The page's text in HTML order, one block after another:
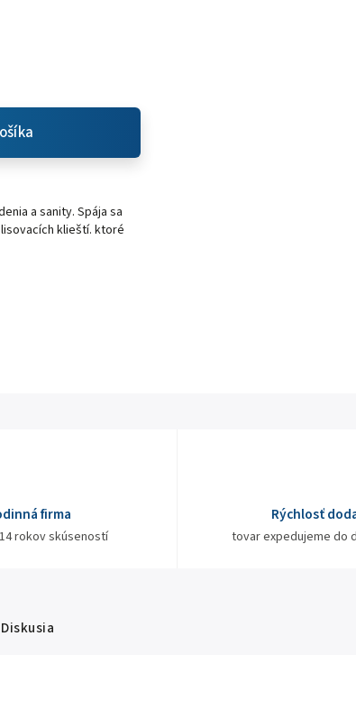
a sanity. Spája sa
klieští. ktoré
firma
rokov skúseností
Rýchlosť
tovar expedujeme do
Diskusia